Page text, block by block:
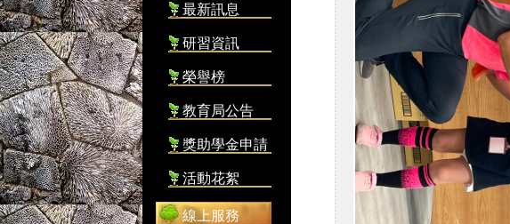
最新訊息
研習資訊
榮譽榜
教育局公告
獎助學金申請
活動花絮
線上服務